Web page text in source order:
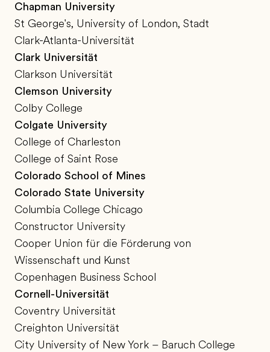
Chapman University
St George's, University of London, Stadt
Clark-Atlanta-Universität
Clark Universität
Clarkson Universität
Clemson University
Colby College
Colgate University
College of Charleston
College of Saint Rose
Colorado School of Mines
Colorado State University
Columbia College Chicago
Constructor University
Cooper Union für die Förderung von
Wissenschaft und Kunst
Copenhagen Business School
Cornell-Universität
Coventry Universität
Creighton Universität
City University of New York – Baruch College